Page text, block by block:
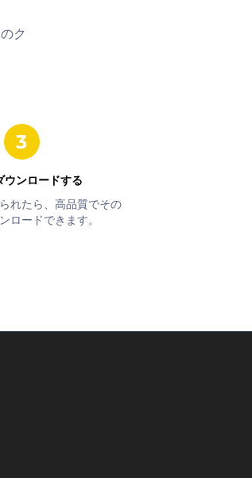
ク
ウンロードする
れたら、高品質でその
ロードできます。